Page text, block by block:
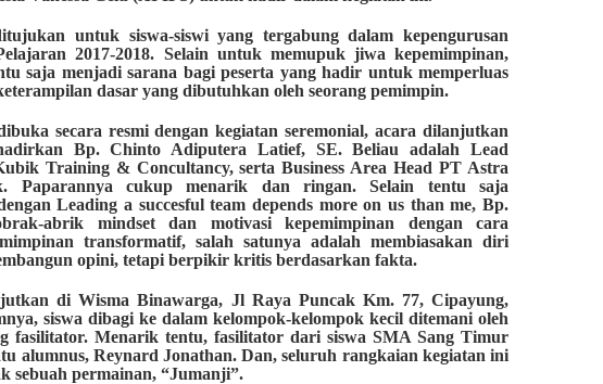
untuk siswa-siswi yang tergabung dalam kepengurusan
2017-2018. Selain untuk memupuk jiwa kepemimpinan,
saja menjadi sarana bagi peserta yang hadir untuk memperluas
dasar yang dibutuhkan oleh seorang pemimpin.
secara resmi dengan kegiatan seremonial, acara dilanjutkan
Bp. Chinto Adiputera Latief, SE. Beliau adalah Lead
Training & Concultancy, serta Business Area Head PT Astra
Paparannya cukup menarik dan ringan. Selain tentu saja
Leading a succesful team depends more on us than me,Bp.
abrik mindset dan motivasi kepemimpinan dengan cara
transformatif, salah satunya adalah membiasakan diri
opini, tetapi berpikir kritis berdasarkan fakta.
di Wisma Binawarga, Jl Raya Puncak Km. 77, Cipayung,
siswa dibagi ke dalam kelompok-kelompok kecil ditemani oleh
fasilitator. Menarik tentu, fasilitator dari siswa SMA Sang Timur
alumnus, Reynard Jonathan. Dan, seluruh rangkaian kegiatan ini
sebuah permainan, “Jumanji”.